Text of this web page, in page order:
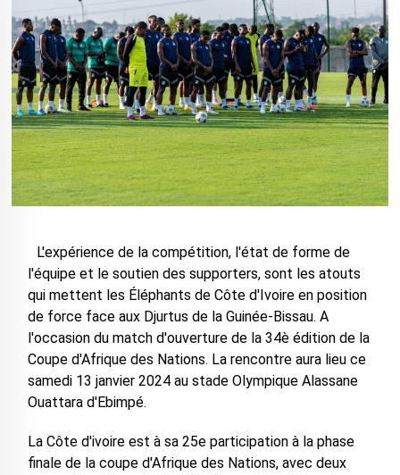
L'expérience de la compétition, l'état de forme de
l'équipe et le soutien des supporters, sont les atouts
qui mettent les Éléphants de Côte d'Ivoire en position
de force face aux Djurtus de la Guinée-Bissau. A
l'occasion du match d'ouverture de la 34è édition de la
Coupe d'Afrique des Nations. La rencontre aura lieu ce
samedi 13 janvier 2024 au stade Olympique Alassane
Ouattara d'Ebimpé.
La Côte d'ivoire est à sa 25e participation à la phase
finale de la coupe d'Afrique des Nations, avec deux